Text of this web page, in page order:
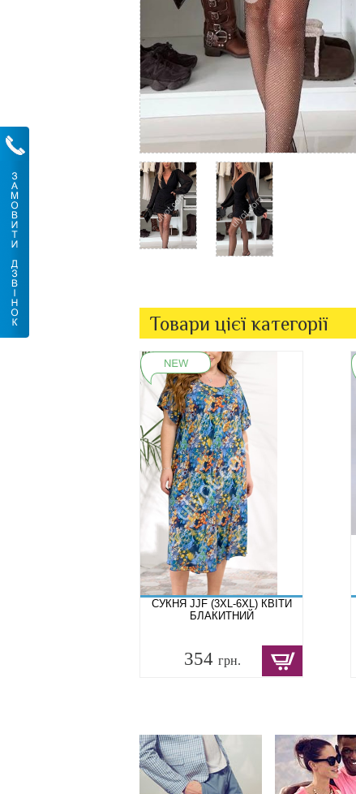
Товари цієї категорії
СУКНЯ JJF (3XL-6XL) КВІТИ
БЛАКИТНИЙ
354 грн.